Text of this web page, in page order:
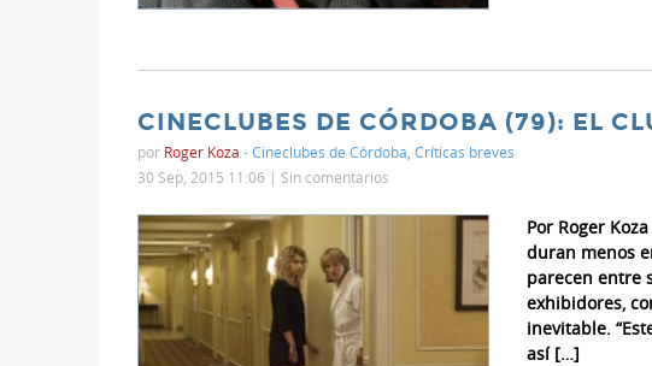
CINECLUBES DE CÓRDOBA (79): EL
por Roger Koza -Cineclubes de Córdoba Críticas breves
30 Sep, 2015 11:06 | Sin comentarios
Por Roger
duran menos
parecen entre
exhibidores,
inevitable.
así […]